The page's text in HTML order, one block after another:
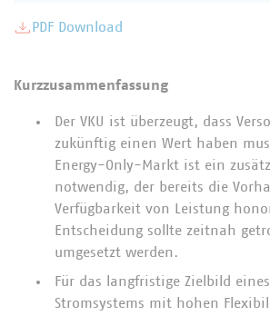
PDF Download
Kurzzusammenfassung
Der VKU ist überzeugt, dass
zukünftig einen Wert haben
Energy-Only-Markt ist ein
notwendig, der bereits die
Verfügbarkeit von Leistung
Entscheidung sollte zeitnah
umgesetzt werden.
Für das langfristige Zielbild
Stromsystems mit hohen